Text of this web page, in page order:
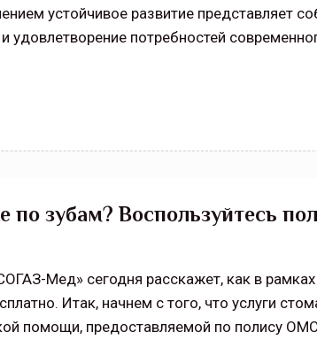
устойчивое развитие представляет
удовлетворение потребностей
по зубам? Воспользуйтесь
Мед» сегодня расскажет, как в
Итак, начнем с того, что услуги
помощи, предоставляемой по полису
выращивания агрокультур, но и зона
земледелия. Временно исполняющая